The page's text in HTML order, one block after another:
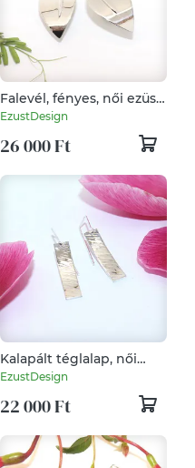
Falevél, fényes, női ezüst
fülbevaló pár (EF.035)
EzustDesign
26 000 Ft
Kalapált téglalap, női
ezüst fülbevaló pár
EzustDesign
22 000 Ft